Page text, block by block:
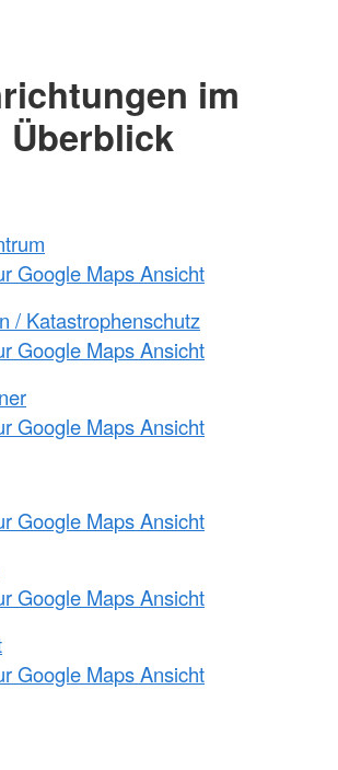
im
Überblick
Google Maps Ansicht
/ Katastrophenschutz
Google Maps Ansicht
Google Maps Ansicht
Google Maps Ansicht
Google Maps Ansicht
Google Maps Ansicht